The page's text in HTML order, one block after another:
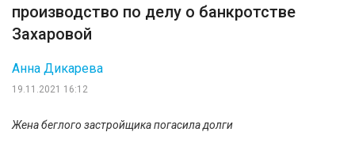
производство по делу о банкротстве
Захаровой
19.11.2021 16:12
Анна Дикарева
Жена беглого застройщика погасила долги